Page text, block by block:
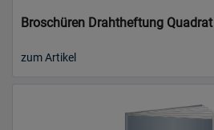
Broschüren Drahtheftung Quadrat
zum Artikel